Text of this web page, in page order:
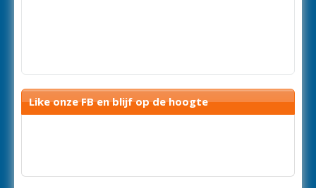
Like onze FB en blijf op de hoogte